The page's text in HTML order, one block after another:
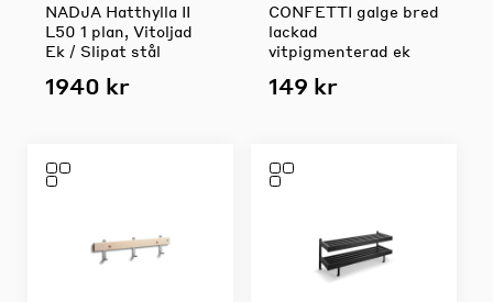
NADJA Hatthylla II
L50 1 plan, Vitoljad
Ek / Slipat stål
1940 kr
CONFETTI galge bred
lackad
vitpigmenterad ek
149 kr